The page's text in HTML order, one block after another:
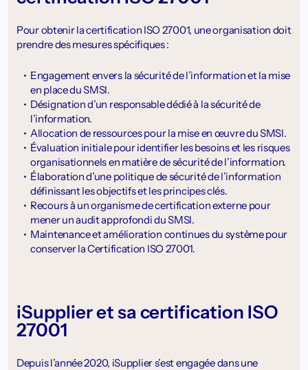
Pour obtenir la certification ISO 27001, une organisation doit
prendre des mesures spécifiques :
Engagement envers la sécurité de l’information et la mise
en place du SMSI.
Désignation d’un responsable dédié à la sécurité de
l’information.
Allocation de ressources pour la mise en œuvre du SMSI.
Évaluation initiale pour identifier les besoins et les risques
organisationnels en matière de sécurité de l’information.
Élaboration d’une politique de sécurité de l’information
définissant les objectifs et les principes clés.
Recours à un organisme de certification externe pour
mener un audit approfondi du SMSI.
Maintenance et amélioration continues du système pour
conserver la Certification ISO 27001.
iSupplier et sa certification ISO
27001
Depuis l’année 2020, iSupplier s’est engagée dans une